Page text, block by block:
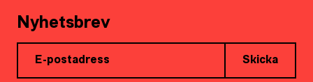
Nyhetsbrev
Skicka